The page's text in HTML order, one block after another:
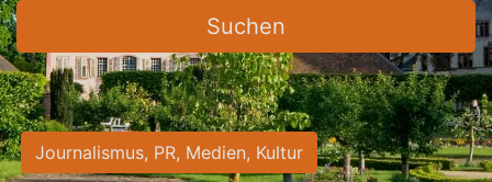
Suchen
Journalismus, PR, Medien, Kultur